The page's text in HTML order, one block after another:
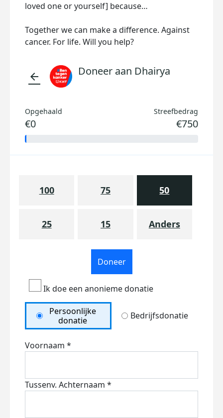
loved one or yourself] because…
Together we can make a difference. Against
cancer. For life. Will you help?
arrow_back Doneer aan Dhairya
Opgehaald
€0
Streefbedrag
€750
100 75 50
25 15 Anders
Doneer
Ik doe een anonieme donatie
Persoonlijke
donatie
Bedrijfsdonatie
Voornaam *
Tussenv. Achternaam *